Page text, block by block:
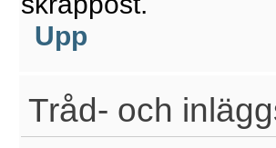
Upp
Tråd- och